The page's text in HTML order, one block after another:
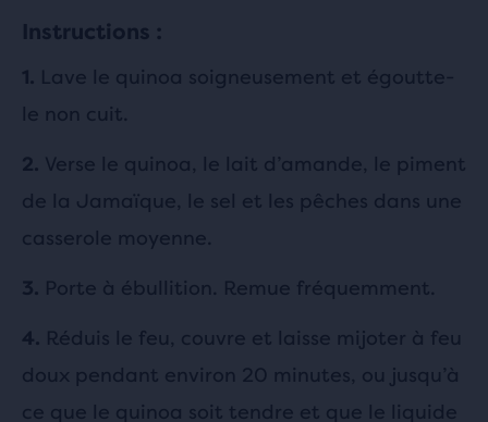
Instructions :
1. Lave le quinoa soigneusement et égoutte-
le non cuit.
2. Verse le quinoa, le lait d’amande, le piment
de la Jamaïque, le sel et les pêches dans une
casserole moyenne.
3. Porte à ébullition. Remue fréquemment.
4. Réduis le feu, couvre et laisse mijoter à feu
doux pendant environ 20 minutes, ou jusqu’à
ce que le quinoa soit tendre et que le liquide